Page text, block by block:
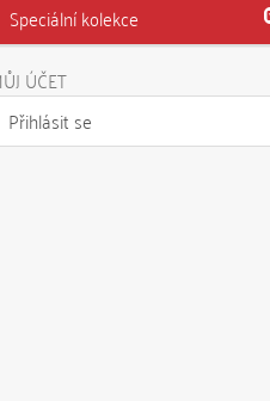
Speciální kolekce
ÚČET
Přihlásit se